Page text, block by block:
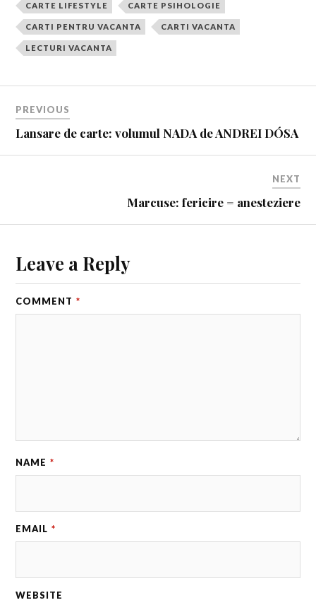
CARTE LIFESTYLE CARTE PSIHOLOGIE
CARTI PENTRU VACANTA CARTI VACANTA
LECTURI VACANTA
PREVIOUS
Lansare de carte: volumul NADA de ANDREI DÓSA
NEXT
Marcuse: fericire = anesteziere
Leave a Reply
COMMENT *
NAME *
EMAIL *
WEBSITE